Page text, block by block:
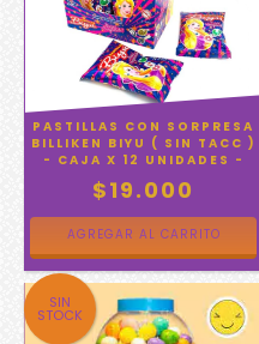
PASTILLAS CON SORPRESA
BILLIKEN BIYU ( SIN TACC )
- CAJA X 12 UNIDADES -
$19.000
SIN
STOCK